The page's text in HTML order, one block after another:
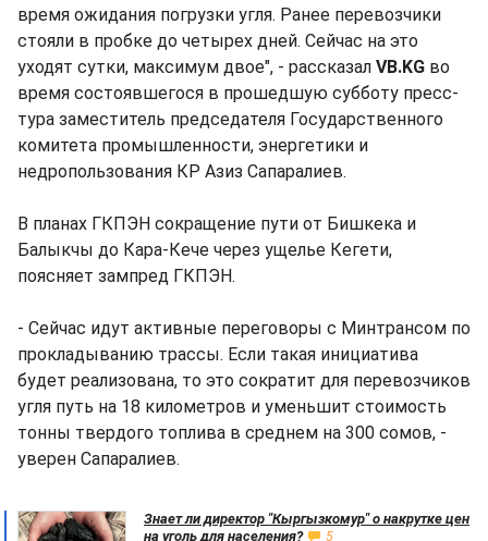
время ожидания погрузки угля. Ранее перевозчики
стояли в пробке до четырех дней. Сейчас на это
уходят сутки, максимум двое", - рассказал VB.KG во
время состоявшегося в прошедшую субботу пресс-
тура заместитель председателя Государственного
комитета промышленности, энергетики и
недропользования КР Азиз Сапаралиев.
В планах ГКПЭН сокращение пути от Бишкека и
Балыкчы до Кара-Кече через ущелье Кегети,
поясняет зампред ГКПЭН.
- Сейчас идут активные переговоры с Минтрансом по
прокладыванию трассы. Если такая инициатива
будет реализована, то это сократит для перевозчиков
угля путь на 18 километров и уменьшит стоимость
тонны твердого топлива в среднем на 300 сомов, -
уверен Сапаралиев.
Знает ли директор "Кыргызкомур" о накрутке цен
на уголь для населения?
5